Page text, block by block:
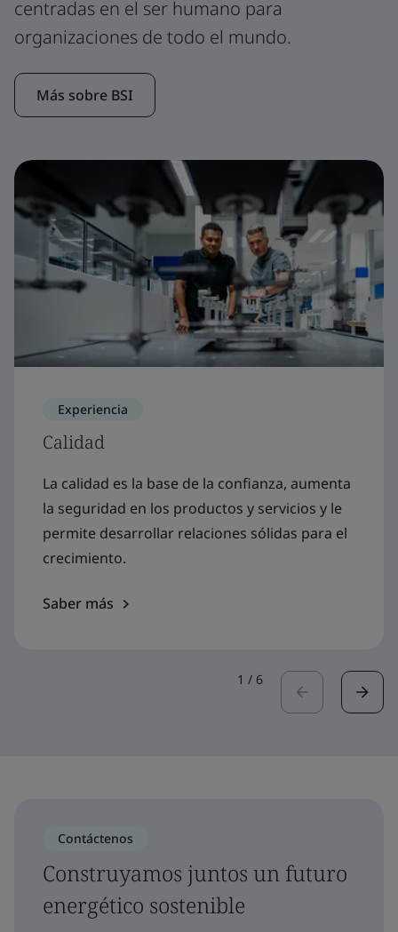
centradas en el ser humano para
organizaciones de todo el mundo.
Más sobre BSI
Experiencia
Calidad
La calidad es la base de la confianza, aumenta
la seguridad en los productos y servicios y le
permite desarrollar relaciones sólidas para el
crecimiento.
Saber más
1 / 6
Contáctenos
Construyamos juntos un futuro
energético sostenible